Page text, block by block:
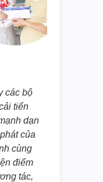
các bộ
tiến
dạn
của
cùng
điểm
tác,